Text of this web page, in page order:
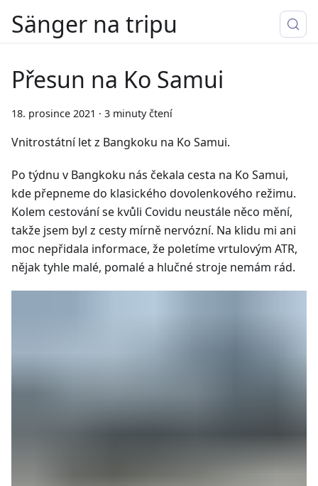
Sänger na tripu
Přesun na Ko Samui
18. prosince 2021 · 3 minuty čtení
Vnitrostátní let z Bangkoku na Ko Samui.
Po týdnu v Bangkoku nás čekala cesta na Ko Samui,
kde přepneme do klasického dovolenkového režimu.
Kolem cestování se kvůli Covidu neustále něco mění,
takže jsem byl z cesty mírně nervózní. Na klidu mi ani
moc nepřidala informace, že poletíme vrtulovým ATR,
nějak tyhle malé, pomalé a hlučné stroje nemám rád.